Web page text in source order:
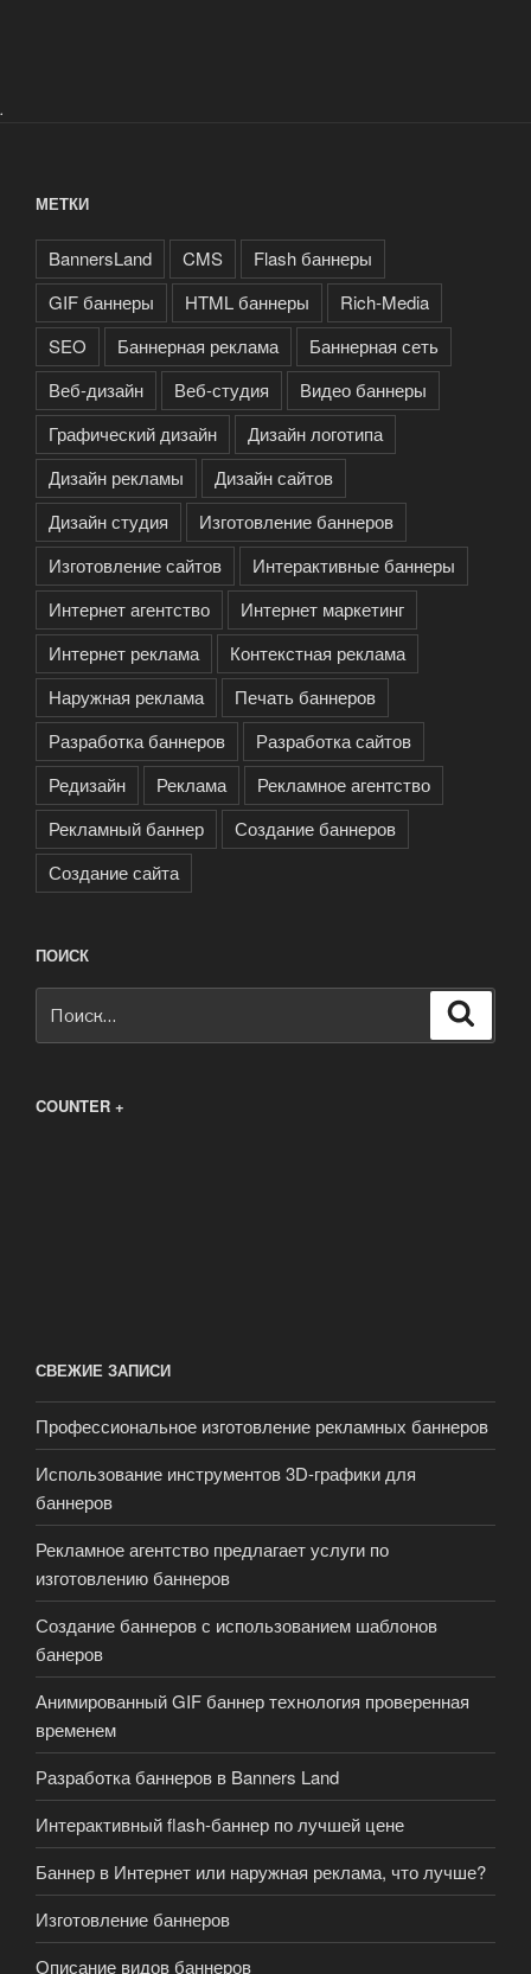
.
МЕТКИ
BannersLand CMS
Flash баннеры
GIF баннеры
HTML баннеры
Rich-Media
SEO
Баннерная реклама
Баннерная сеть
Веб-дизайн
Веб-студия
Видео баннеры
Графический дизайн
Дизайн логотипа
Дизайн рекламы
Дизайн сайтов
Дизайн студия
Изготовление баннеров
Изготовление сайтов
Интерактивные баннеры
Интернет агентство
Интернет маркетинг
Интернет реклама
Контекстная реклама
Наружная реклама
Печать баннеров
Разработка баннеров
Разработка сайтов
Редизайн
Реклама
Рекламное агентство
Рекламный баннер
Создание баннеров
Создание сайта
ПОИСК
COUNTER +
СВЕЖИЕ ЗАПИСИ
Профессиональное изготовление рекламных баннеров
Использование инструментов 3D-графики для
баннеров
Рекламное агентство предлагает услуги по
изготовлению баннеров
Создание баннеров с использованием шаблонов
банеров
Анимированный GIF баннер технология проверенная
временем
Разработка баннеров в Banners Land
Интерактивный flash-баннер по лучшей цене
Баннер в Интернет или наружная реклама, что лучше?
Изготовление баннеров
Описание видов баннеров